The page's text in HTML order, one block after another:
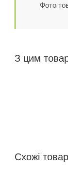
Фото
З цим
Схожі